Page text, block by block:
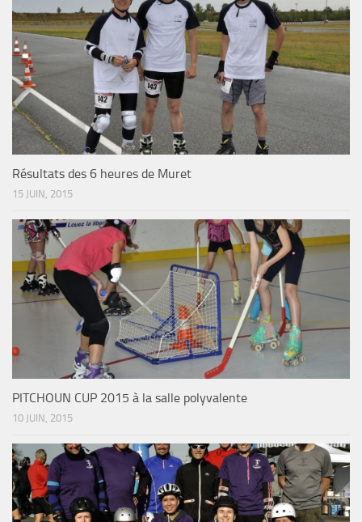
Résultats des 6 heures de Muret
15 JUIN, 2015
PITCHOUN CUP 2015 à la salle polyvalente
10 JUIN, 2015